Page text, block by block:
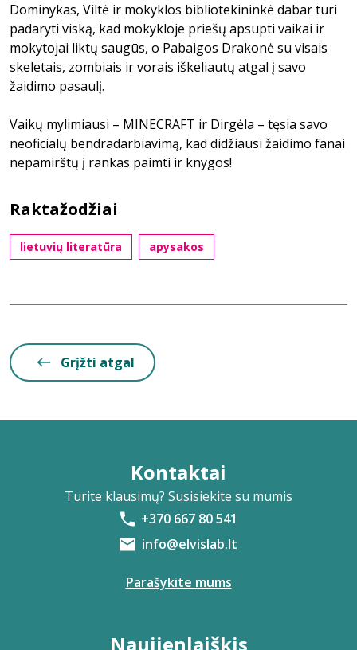
Dominykas, Viltė ir mokyklos bibliotekininkė dabar turi
padaryti viską, kad mokykloje priešų apsupti vaikai ir
mokytojai liktų saugūs, o Pabaigos Drakonė su visais
skeletais, zombiais ir vorais iškeliautų atgal į savo
žaidimo pasaulį.
Vaikų mylimiausi – MINECRAFT ir Dirgėla – tęsia savo
neoficialų bendradarbiavimą, kad didžiausi žaidimo fanai
nepamirštų į rankas paimti ir knygos!
Raktažodžiai
lietuvių literatūra apysakos
Grįžti atgal
Kontaktai
Turite klausimų? Susisiekite su mumis
+370 667 80 541
info@elvislab.lt
Parašykite mums
Naujienlaiškis